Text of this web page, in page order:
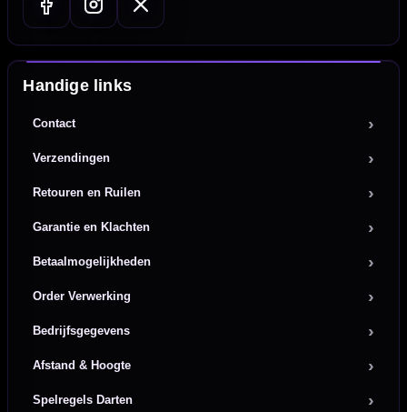
Handige links
Contact
Verzendingen
Retouren en Ruilen
Garantie en Klachten
Betaalmogelijkheden
Order Verwerking
Bedrijfsgegevens
Afstand & Hoogte
Spelregels Darten